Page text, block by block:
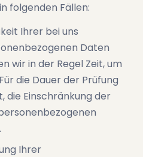
folgenden Fällen:
Ihrer bei uns
Daten
wir in der Regel Zeit, um
die Dauer der Prüfung
die Einschränkung der
Ihrer